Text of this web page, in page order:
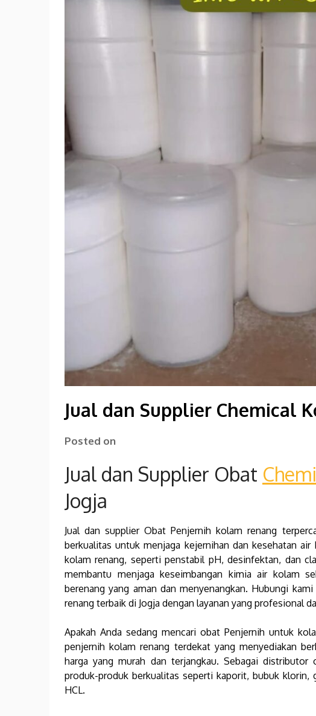
Jual dan Supplier Chemical
Posted on
Jual dan Supplier Obat
Jogja
Jual dan supplier Obat Penjernih kolam renang
berkualitas untuk menjaga kejernihan dan kesehatan
kolam renang, seperti penstabil pH, desinfektan, dan
membantu menjaga keseimbangan kimia air kolam
berenang yang aman dan menyenangkan. Hubungi
renang terbaik di Jogja dengan layanan yang profesional
Apakah Anda sedang mencari obat Penjernih untuk
penjernih kolam renang terdekat yang menyediakan
harga yang murah dan terjangkau. Sebagai
produk-produk berkualitas seperti kaporit, bubuk
HCL.